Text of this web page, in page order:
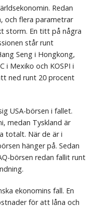
Redan
och flera parametrar
storm. En titt på några
står runt
Seng i Hongkong,
i Mexiko och KOSPI i
ned runt 20 procent
USA-börsen i fallet.
medan Tyskland är
totalt. När de är i
hänger på. Sedan
börsen redan fallit runt
ekonomins fall. En
för att låna och